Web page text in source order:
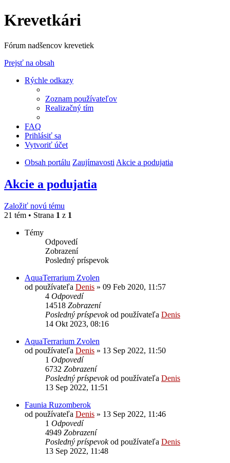
Krevetkári
Fórum nadšencov krevetiek
Prejsť na obsah
Rýchle odkazy
Zoznam používateľov
Realizačný tím
FAQ
Prihlásiť sa
Vytvoriť účet
Obsah portálu Zaujímavosti Akcie a podujatia
Akcie a podujatia
Založiť novú tému
21 tém • Strana 1 z 1
Témy
Odpovedí
Zobrazení
Posledný príspevok
AquaTerrarium Zvolen
od používateľa Denis » 09 Feb 2020, 11:57
4 Odpovedí
14518 Zobrazení
Posledný príspevokod používateľa Denis
14 Okt 2023, 08:16
AquaTerrarium Zvolen
od používateľa Denis » 13 Sep 2022, 11:50
1 Odpovedí
6732 Zobrazení
Posledný príspevokod používateľa Denis
13 Sep 2022, 11:51
Faunia Ruzomberok
od používateľa Denis » 13 Sep 2022, 11:46
1 Odpovedí
4949 Zobrazení
Posledný príspevokod používateľa Denis
13 Sep 2022, 11:48